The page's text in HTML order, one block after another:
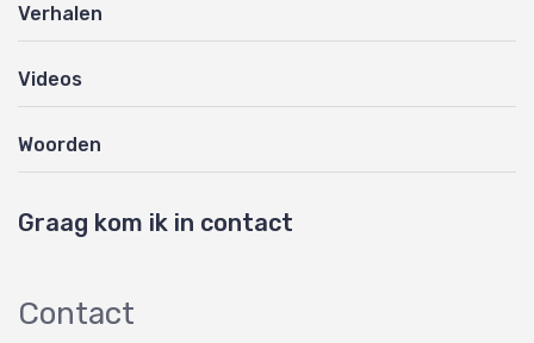
Verhalen
Videos
Woorden
Graag kom ik in contact
Contact